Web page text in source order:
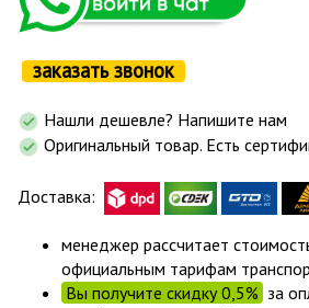
заказать звонок
Нашли дешевле? Напишите нам
Оригинальный товар. Есть
Доставка:
менеджер рассчитает
официальным тарифам
Вы получите скидку 0,5% за